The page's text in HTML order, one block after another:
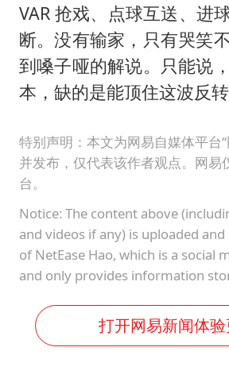
VAR 抢戏、点球互送、进
断。没有输家，只有哭笑
到嗓子哑的解说。只能说
本，缺的是能顶住这波反转
特别声明：本文为网易自媒体平台
并发布，仅代表该作者观点。网易
台。
Notice: The content above
and videos if any) is uploaded
of NetEase Hao, which is a social
and only provides information
打开网易新闻体